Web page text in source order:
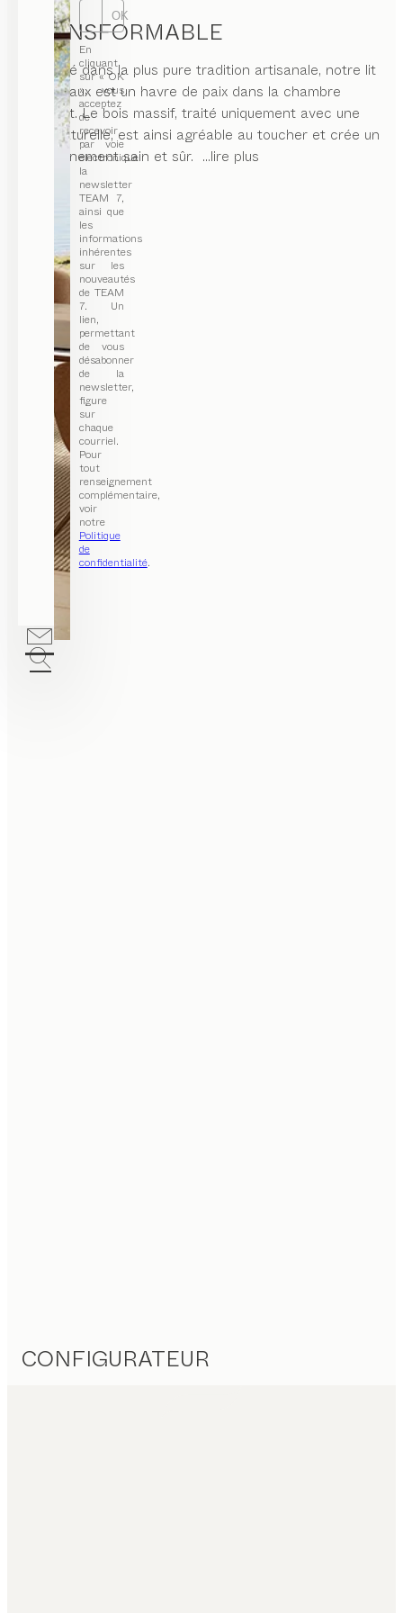
OK
En
cliquant
sur « OK
», vous
acceptez
de
recevoir
par voie
électronique
la
newsletter
TEAM 7,
ainsi que
les
informations
inhérentes
sur les
nouveautés
de TEAM
7. Un
lien,
permettant
de vous
désabonner
de la
newsletter,
figure
sur
chaque
courriel.
Pour
tout
renseignement
complémentaire,
voir
notre
Politique
de
confidentialité.
TRANSFORMABLE
Fabriqué dans la plus pure tradition artisanale, notre lit
à barreaux est un havre de paix dans la chambre
d’enfant. Le bois massif, traité uniquement avec une
huile naturelle, est ainsi agréable au toucher et crée un
environnement sain et sûr. ...lire plus
CONFIGURATEUR